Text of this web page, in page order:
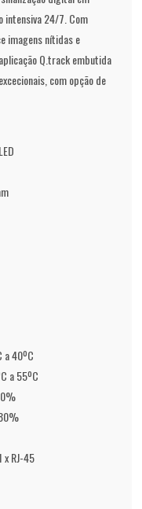
intensiva 24/7. Com
imagens nítidas e
Q.track embutida
com opção de
a 40ºC
a 55ºC
x RJ-45